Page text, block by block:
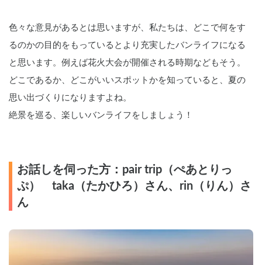
色々な意見があるとは思いますが、私たちは、どこで何をす
るのかの目的をもっているとより充実したバンライフになる
と思います。例えば花火大会が開催される時期などもそう。
どこであるか、どこがいいスポットかを知っていると、夏の
思い出づくりになりますよね。
絶景を巡る、楽しいバンライフをしましょう！
お話しを伺った方：pair trip（ぺあとりっ
ぷ）　taka（たかひろ）さん、rin（りん）さ
ん